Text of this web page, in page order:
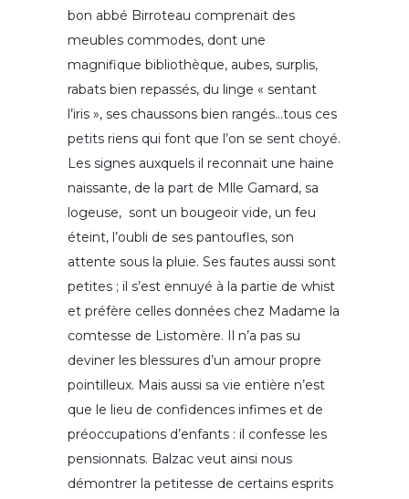
bon abbé Birroteau comprenait des
meubles commodes, dont une
magnifique bibliothèque, aubes, surplis,
rabats bien repassés, du linge « sentant
l’iris », ses chaussons bien rangés…tous ces
petits riens qui font que l’on se sent choyé.
Les signes auxquels il reconnait une haine
naissante, de la part de Mlle Gamard, sa
logeuse, sont un bougeoir vide, un feu
éteint, l’oubli de ses pantoufles, son
attente sous la pluie. Ses fautes aussi sont
petites ; il s’est ennuyé à la partie de whist
et préfère celles données chez Madame la
comtesse de Listomère. Il n’a pas su
deviner les blessures d’un amour propre
pointilleux. Mais aussi sa vie entière n’est
que le lieu de confidences infimes et de
préoccupations d’enfants : il confesse les
pensionnats. Balzac veut ainsi nous
démontrer la petitesse de certains esprits